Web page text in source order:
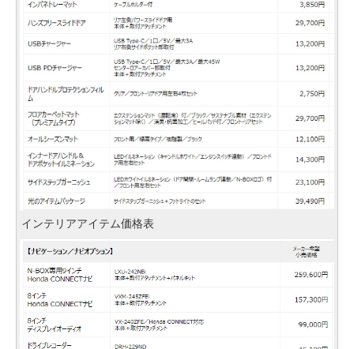
インテリアアイテム価格表